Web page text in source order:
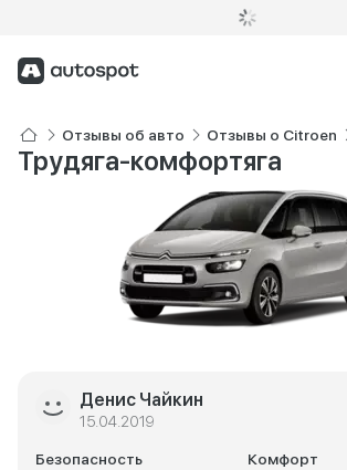
Отзывы об авто Отзывы о Citroen
Трудяга-комфортяга
Денис Чайкин
15.04.2019
Безопасность Комфорт